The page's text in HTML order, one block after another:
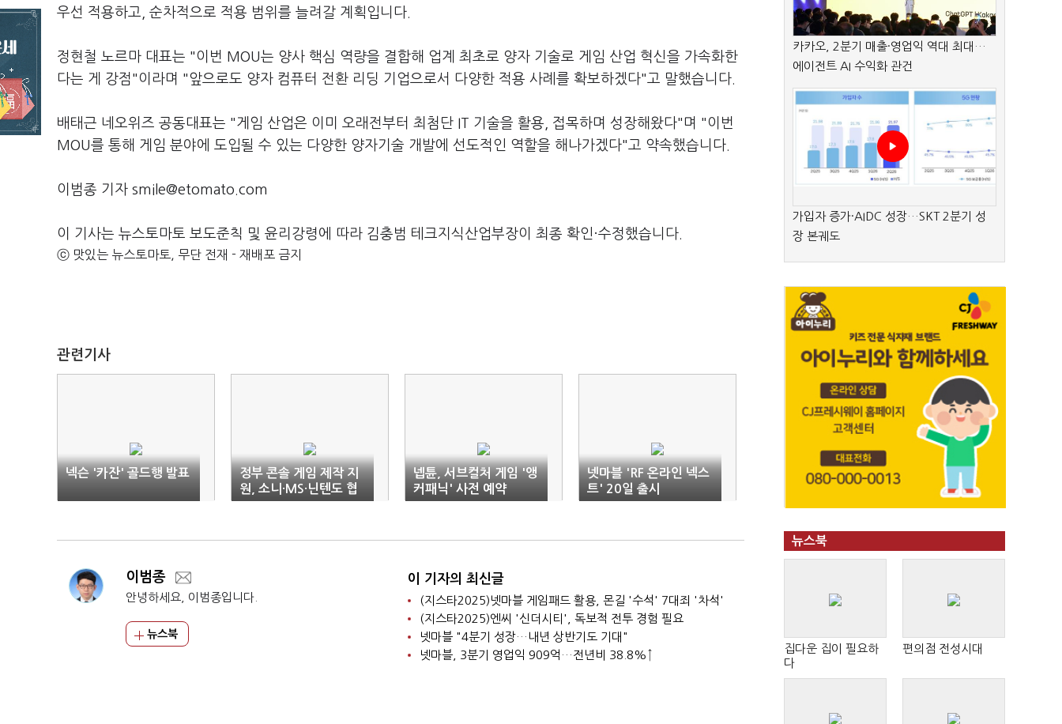
우선 적용하고, 순차적으로 적용 범위를 늘려갈 계획입니다.
정현철 노르마 대표는 "이번 MOU는 양사 핵심 역량을 결합해 업계 최초로 양자 기술로 게임 산업 혁신을 가속화한
다는 게 강점"이라며 "앞으로도 양자 컴퓨터 전환 리딩 기업으로서 다양한 적용 사례를 확보하겠다"고 말했습니다.
배태근 네오위즈 공동대표는 "게임 산업은 이미 오래전부터 최첨단 IT 기술을 활용, 접목하며 성장해왔다"며 "이번
MOU를 통해 게임 분야에 도입될 수 있는 다양한 양자기술 개발에 선도적인 역할을 해나가겠다"고 약속했습니다.
이범종 기자 smile@etomato.com
이 기사는 뉴스토마토 보도준칙 및 윤리강령에 따라 김충범 테크지식산업부장이 최종 확인·수정했습니다.
ⓒ 맛있는 뉴스토마토, 무단 전재 - 재배포 금지
관련기사
넥슨 '카잔' 골드행 발표
정부 콘솔 게임 제작 지
원, 소니·MS·닌텐도 협
력 '불발'
넵튠, 서브컬처 게임 '앵
커패닉' 사전 예약
넷마블 'RF 온라인 넥스
트' 20일 출시
이범종
안녕하세요, 이범종입니다.
뉴스북
이 기자의 최신글
(지스타2025)넷마블 게임패드 활용, 몬길 '수석' 7대죄 '차석'
(지스타2025)엔씨 '신더시티', 독보적 전투 경험 필요
넷마블 "4분기 성장…내년 상반기도 기대"
넷마블, 3분기 영업익 909억…전년비 38.8%↑
카카오, 2분기 매출·영업익 역대 최대…
에이전트 AI 수익화 관건
가입자 증가·AIDC 성장…SKT 2분기 성
장 본궤도
뉴스북
집다운 집이 필요하
다
편의점 전성시대